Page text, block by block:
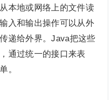
本地或网络上的文件读
入和输出操作可以从外
递给外界。Java把这些
通过统一的接口来表
。